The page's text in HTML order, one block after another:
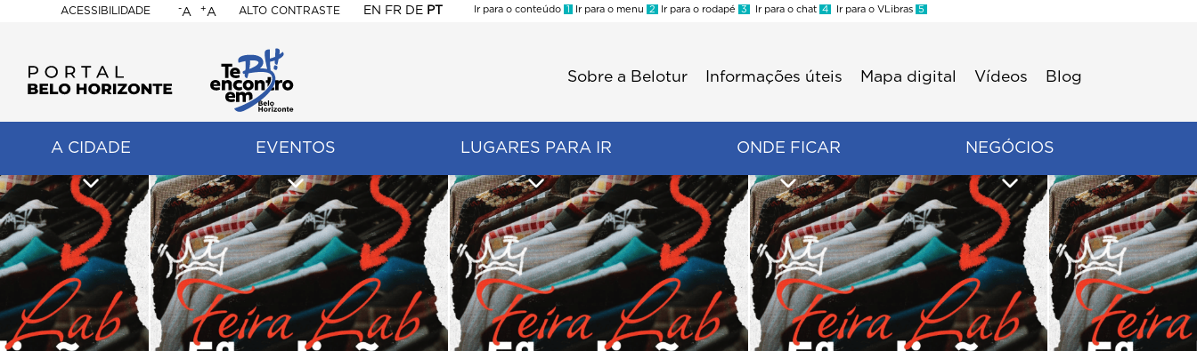
ACESSIBILIDADE
BELO
HORIZONTE
-A +A ALTO CONTRASTE EN FR DE PT
Ir para o conteúdo 1 Ir para o menu 2 Ir para o rodapé 3 Ir para o chat 4 Ir para o VLibras 5
Sobre a Belotur Informações úteis Mapa digital Vídeos Blog
A CIDADE EVENTOS LUGARES PARA IR ONDE FICAR NEGÓCIOS